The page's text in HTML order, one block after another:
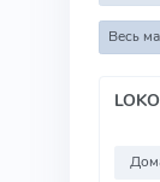
Весь